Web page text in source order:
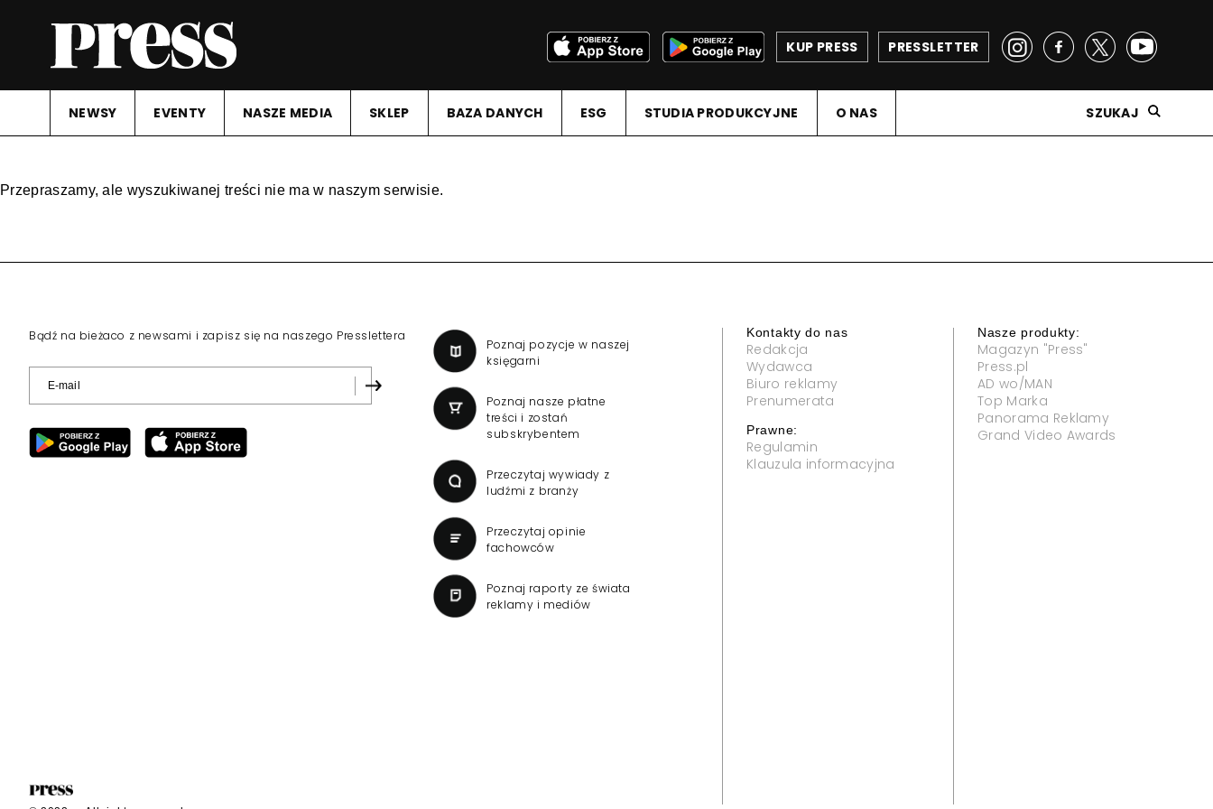
PRESSLETTER
KUP PRESS
NEWSY EVENTY NASZE MEDIA SKLEP BAZA DANYCH ESG STUDIA PRODUKCYJNE O NAS SZUKAJ
Przepraszamy, ale wyszukiwanej treści nie ma w naszym serwisie.
Bądź na bieżaco z newsami i zapisz się na naszego Presslettera
Poznaj pozycje w naszej
księgarni
Poznaj nasze płatne
treści i zostań
subskrybentem
Przeczytaj wywiady z
ludźmi z branży
Przeczytaj opinie
fachowców
Poznaj raporty ze świata
reklamy i mediów
Kontakty do nas
Redakcja
Wydawca
Biuro reklamy
Prenumerata
Prawne:
Regulamin
Klauzula informacyjna
Nasze produkty:
Magazyn "Press"
Press.pl
AD wo/MAN
Top Marka
Panorama Reklamy
Grand Video Awards